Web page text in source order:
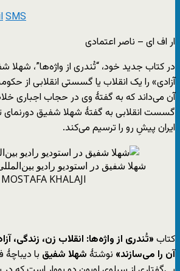
SMS
ار اف ای – ناصر اعتمادی
در کتاب جدید خود، “تُندری از واژه‌ها”،
آزادی» را یک انقلاب یا گسستی انقلابی از
آن می‌داند که به گفتۀ وی در حجاب اجباری
گسست انقلابی به گفتۀ شهلا شفیق دورنمای
ایران پیشِ رو را ترسیم می‌کند.
MOSTAFA KHALAJI
کتاب «تُندری از واژه‌ها: انقلاب زن، زندگی،
آن را می‌سازند» نوشتۀ شهلا شفیق با دیباچۀ